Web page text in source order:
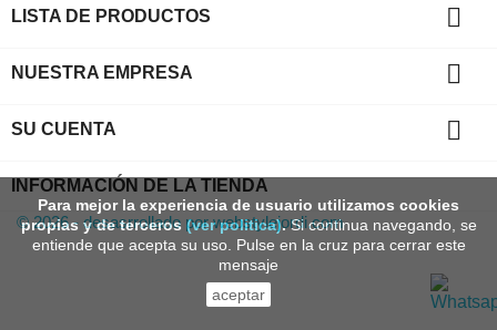
LISTA DE PRODUCTOS 
NUESTRA EMPRESA 
SU CUENTA 
INFORMACIÓN DE LA TIENDA
Para mejor la experiencia de usuario utilizamos cookies
propias y de terceros (ver politica). Si continua navegando, se
entiende que acepta su uso. Pulse en la cruz para cerrar este
mensaje
aceptar
© 2026 - desasrrollado por webstylejordi.com